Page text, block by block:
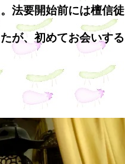
法要開始前には檀信徒
が、初めてお会いする